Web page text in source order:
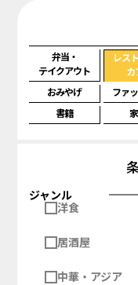
弁当・
テイクアウト
レス
カ
おみやげ ファ
書籍
ジャンル
洋食
居酒屋
中華・アジア